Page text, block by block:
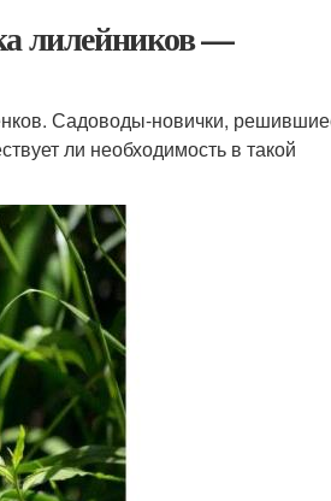
лилейников —
Садоводы-новички,
ли необходимость в такой